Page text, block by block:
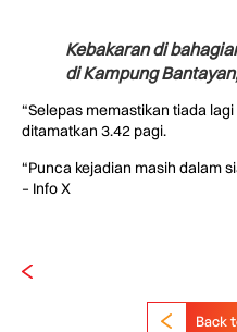
Kebakaran di
di Kampung
“Selepas memastikan tiada
ditamatkan 3.42 pagi.
“Punca kejadian masih dalam
– Info X
Back